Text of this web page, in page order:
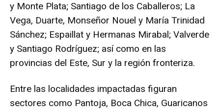
y Monte Plata; Santiago de los Caballeros; La
Vega, Duarte, Monseñor Nouel y María Trinidad
Sánchez; Espaillat y Hermanas Mirabal; Valverde
y Santiago Rodríguez; así como en las
provincias del Este, Sur y la región fronteriza.
Entre las localidades impactadas figuran
sectores como Pantoja, Boca Chica, Guaricanos